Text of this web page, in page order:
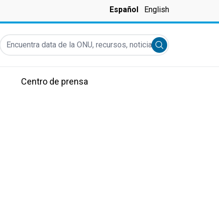
Español English
data de la ONU, recursos, noticias y más...
Submit search
Centro de prensa